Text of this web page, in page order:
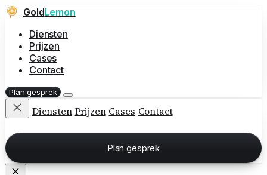
GoldLemon
Diensten
Prijzen
Cases
Contact
Plan gesprek
Diensten Prijzen Cases Contact
Plan gesprek